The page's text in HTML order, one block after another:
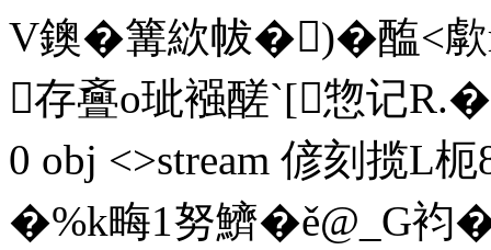
V鐭�篝絘帗�)�醢<
存斖o玼襁醝`[惣记
0 obj <>stream 偐刻揽L
�%k畮1努鱭�ě@_G袀